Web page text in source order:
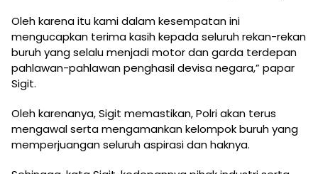
Oleh karena itu kami dalam kesempatan ini
mengucapkan terima kasih kepada seluruh rekan-rekan
buruh yang selalu menjadi motor dan garda terdepan
pahlawan-pahlawan penghasil devisa negara,” papar
Sigit.
Oleh karenanya, Sigit memastikan, Polri akan terus
mengawal serta mengamankan kelompok buruh yang
memperjuangan seluruh aspirasi dan haknya.